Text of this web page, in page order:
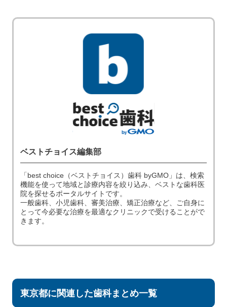
ベストチョイス編集部
「best choice（ベストチョイス）歯科 byGMO」は、検索
機能を使って地域と診療内容を絞り込み、ベストな歯科医
院を探せるポータルサイトです。
一般歯科、小児歯科、審美治療、矯正治療など、ご自身に
とって今必要な治療を最適なクリニックで受けることがで
きます。
東京都に関連した歯科まとめ一覧